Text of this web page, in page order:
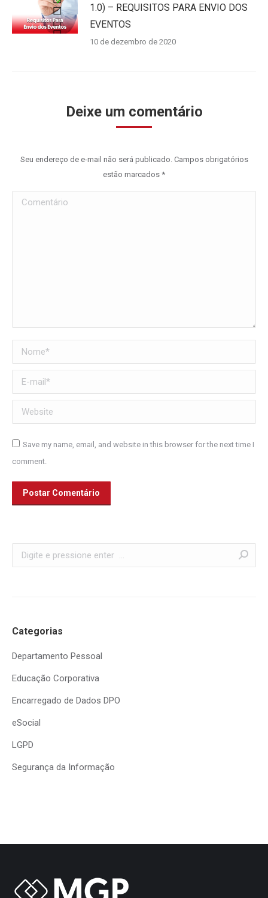
1.0) – REQUISITOS PARA ENVIO DOS
EVENTOS
10 de dezembro de 2020
Deixe um comentário
Seu endereço de e-mail não será publicado. Campos obrigatórios
estão marcados *
Comentário
Nome *
E-mail *
Website
Save my name, email, and website in this browser for the next time I
comment.
Postar Comentário
Search:
Categorias
Departamento Pessoal
Educação Corporativa
Encarregado de Dados DPO
eSocial
LGPD
Segurança da Informação